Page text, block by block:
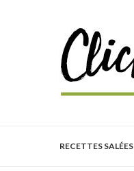
RECETTES SALÉES